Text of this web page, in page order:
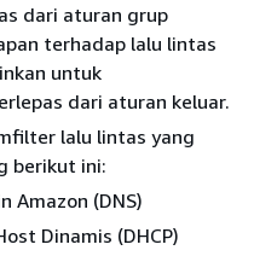
dari aturan grup
terhadap lalu lintas
untuk
dari aturan keluar.
lalu lintas yang
berikut ini:
Amazon (DNS)
Dinamis (DHCP)